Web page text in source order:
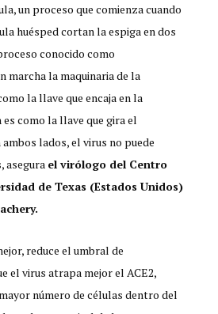
un proceso que comienza cuando
huésped cortan la espiga en dos
conocido como
marcha la maquinaria de la
la llave que encaja en la
como la llave que gira el
lados, el virus no puede
asegura el virólogo del Centro
de Texas (Estados Unidos)
reduce el umbral de
el virus atrapa mejor el ACE2,
número de células dentro del